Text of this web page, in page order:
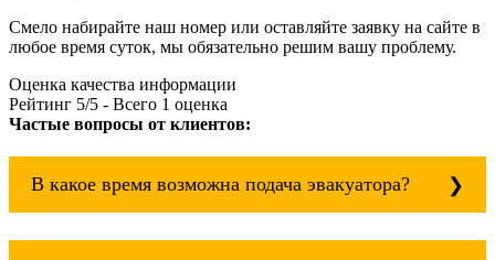
Смело набирайте наш номер или оставляйте заявку на сайте в
любое время суток, мы обязательно решим вашу проблему.
Оценка качества информации
Рейтинг 5/5 - Всего 1 оценка
Частые вопросы от клиентов:
В какое время возможна подача эвакуатора?